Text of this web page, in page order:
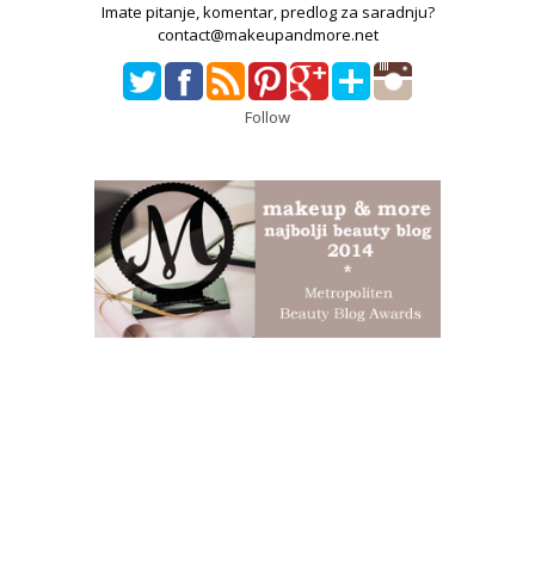
Imate pitanje, komentar, predlog za saradnju?
contact@makeupandmore.net
Follow